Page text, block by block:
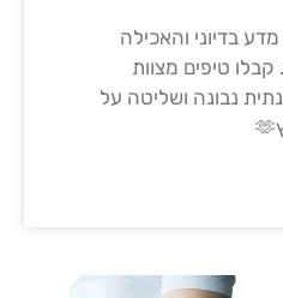
בדיוני והאכילה
טיפים מצוות
נבונה ושליטה על